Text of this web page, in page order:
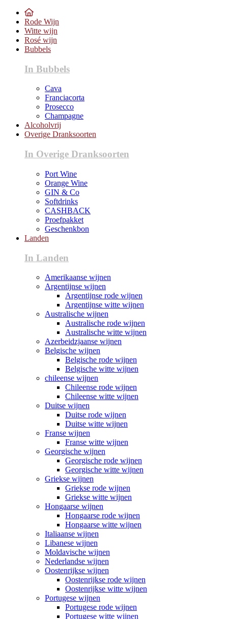
Rode Wijn
Witte wijn
Rosé wijn
Bubbels
In Bubbels
Cava
Franciacorta
Prosecco
Champagne
Alcoholvrij
Overige Dranksoorten
In Overige Dranksoorten
Port Wine
Orange Wine
GIN & Co
Softdrinks
CASHBACK
Proefpakket
Geschenkbon
Landen
In Landen
Amerikaanse wijnen
Argentijnse wijnen
Argentijnse rode wijnen
Argentijnse witte wijnen
Australische wijnen
Australische rode wijnen
Australische witte wijnen
Azerbeidzjaanse wijnen
Belgische wijnen
Belgische rode wijnen
Belgische witte wijnen
chileense wijnen
Chileense rode wijnen
Chileense witte wijnen
Duitse wijnen
Duitse rode wijnen
Duitse witte wijnen
Franse wijnen
Franse witte wijnen
Georgische wijnen
Georgische rode wijnen
Georgische witte wijnen
Griekse wijnen
Griekse rode wijnen
Griekse witte wijnen
Hongaarse wijnen
Hongaarse rode wijnen
Hongaarse witte wijnen
Italiaanse wijnen
Libanese wijnen
Moldavische wijnen
Nederlandse wijnen
Oostenrijkse wijnen
Oostenrijkse rode wijnen
Oostenrijkse witte wijnen
Portugese wijnen
Portugese rode wijnen
Portugese witte wijnen